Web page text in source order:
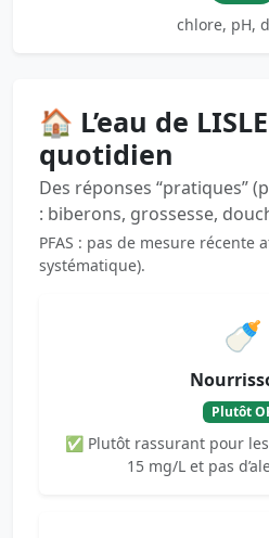
chlore, pH,
🏠 L’eau de
quotidien
Des réponses “pratiques”
: biberons, grossesse,
PFAS : pas de mesure récente
systématique).
🍼
Plutôt
✅ Plutôt rassurant pour
15 mg/L et pas